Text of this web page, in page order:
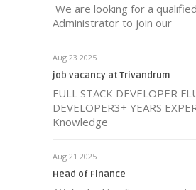
We are looking for a qualified
Administrator to join our
Aug 23 2025
job vacancy at Trivandrum
FULL STACK DEVELOPER
DEVELOPER3+ YEARS
Knowledge
Aug 21 2025
Head of Finance